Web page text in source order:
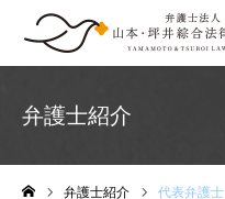
弁護士紹介
弁護士紹介 代表弁護士